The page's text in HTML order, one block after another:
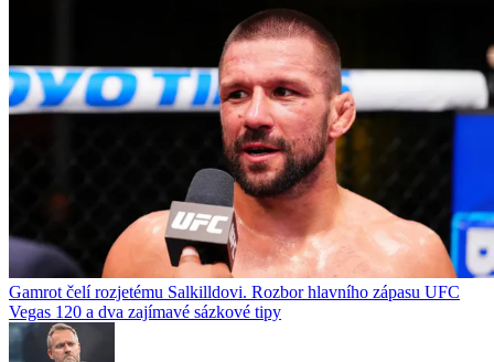
Gamrot čelí rozjetému Salkilldovi. Rozbor hlavního zápasu UFC
Vegas 120 a dva zajímavé sázkové tipy